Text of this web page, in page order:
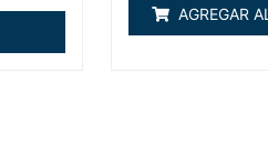
de
5
AGREGAR